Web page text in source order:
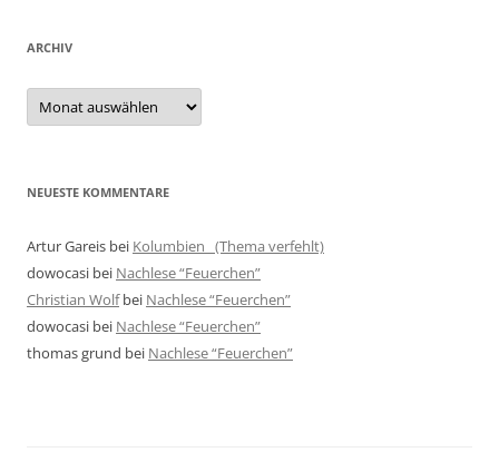
ARCHIV
Archiv
NEUESTE KOMMENTARE
Artur Gareis bei Kolumbien (Thema verfehlt)
dowocasi bei Nachlese “Feuerchen”
Christian Wolfbei Nachlese “Feuerchen”
dowocasi bei Nachlese “Feuerchen”
thomas grund bei Nachlese “Feuerchen”